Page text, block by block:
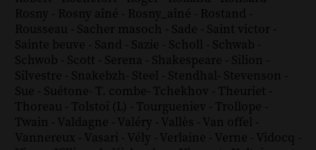
Rosny - Rosny aîné - Rosny_aîné - Rostand -
Rousseau - Sacher masoch - Sade - Saint victor -
Sainte beuve - Sand - Sazie - Scholl - Schwab -
Schwob - Scott - Serena - Shakespeare - Silion -
Silvestre - Snakebzh- Steel - Stendhal- Stevenson -
Sue - Suétone- T. combe- Tchekhov - Theuriet -
Thoreau - Tolstoï (L) - Tourgueniev - Trollope -
Twain - Valdagne - Valéry - Vallès - Van offel -
Vannereux - Vasari - Vély - Verlaine - Verne - Vidocq -